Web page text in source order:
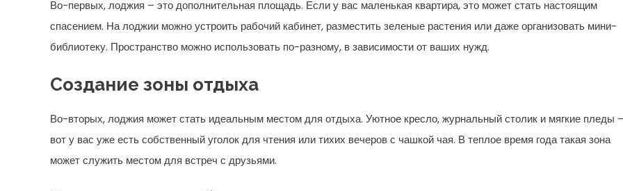
Во-первых, лоджия – это дополнительная площадь. Если у вас маленькая квартира, это может стать настоящим
спасением. На лоджии можно устроить рабочий кабинет, разместить зеленые растения или даже организовать мини-
библиотеку. Пространство можно использовать по-разному, в зависимости от ваших нужд.
Создание зоны отдыха
Во-вторых, лоджия может стать идеальным местом для отдыха. Уютное кресло, журнальный столик и мягкие пледы
вот у вас уже есть собственный уголок для чтения или тихих вечеров с чашкой чая. В теплое время года такая зона
может служить местом для встреч с друзьями.